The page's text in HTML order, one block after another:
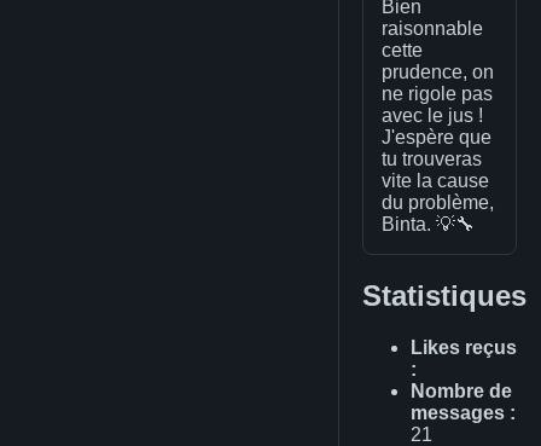
Bien
raisonnable
cette
prudence, on
ne rigole pas
avec le jus !
J'espère que
tu trouveras
vite la cause
du problème,
Binta. 💡🔧
Statistiques
Likes reçus
:
Nombre de
messages :
21